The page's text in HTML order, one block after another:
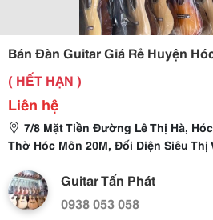
Bán Đàn Guitar Giá Rẻ Huyện
( HẾT HẠN )
Liên hệ
7/8 Mặt Tiền Đường Lê Thị Hà,
Thờ Hóc Môn 20M, Đối Diện Siêu Thị
Guitar Tấn Phát
0938 053 058